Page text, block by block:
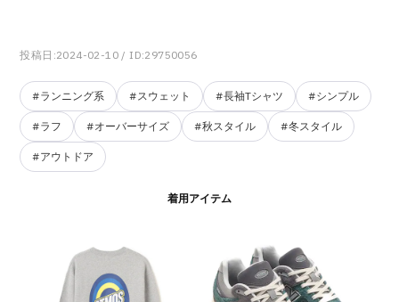
投稿日:2024-02-10 / ID:29750056
#ランニング系 #スウェット #長袖Tシャツ #シンプル
#ラフ #オーバーサイズ #秋スタイル #冬スタイル
#アウトドア
着用アイテム